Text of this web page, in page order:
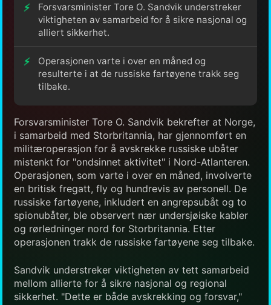
Forsvarsminister Tore O. Sandvik understreker
viktigheten av samarbeid for å sikre nasjonal og
alliert sikkerhet.
Operasjonen varte i over en måned og
resulterte i at de russiske fartøyene trakk seg
tilbake.
Forsvarsminister Tore O. Sandvik bekrefter at Norge,
i samarbeid med Storbritannia, har gjennomført en
militæroperasjon for å avskrekke russiske ubåter
mistenkt for "ondsinnet aktivitet" i Nord-Atlanteren.
Operasjonen, som varte i over en måned, involverte
en britisk fregatt, fly og hundrevis av personell. De
russiske fartøyene, inkludert en angrepsubåt og to
spionubåter, ble observert nær undersjøiske kabler
og rørledninger nord for Storbritannia. Etter
operasjonen trakk de russiske fartøyene seg tilbake.
Sandvik understreker viktigheten av tett samarbeid
mellom allierte for å sikre nasjonal og regional
sikkerhet. "Dette er både avskrekking og forsvar,"